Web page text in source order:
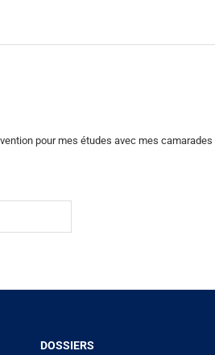
pour mes études avec mes camarades
DOSSIERS